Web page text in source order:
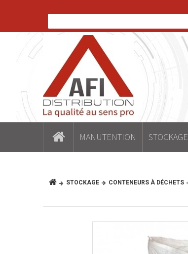
MANUTENTION STOCKAGE
STOCKAGE CONTENEURS À DÉCHETS